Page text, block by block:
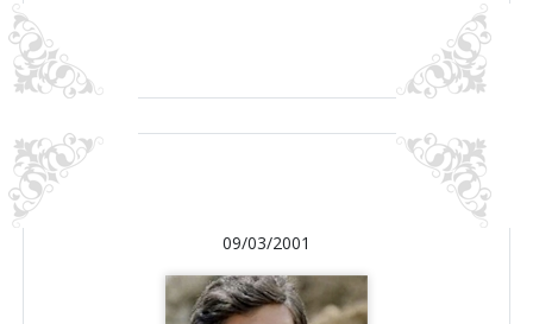
09/03/2001